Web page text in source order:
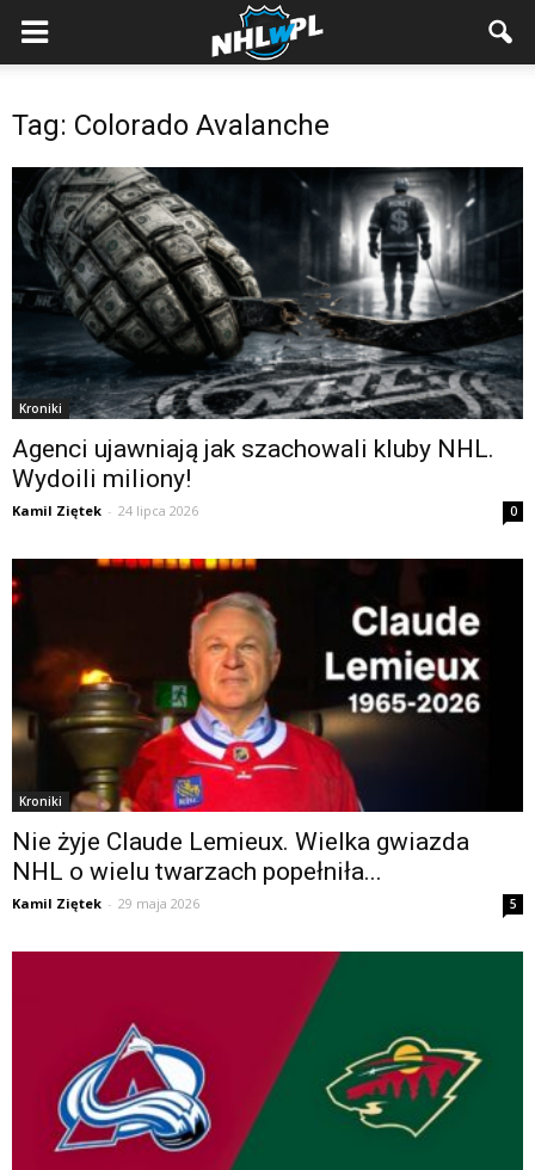
Tag: Colorado Avalanche
Kroniki
Agenci ujawniają jak szachowali kluby NHL.
Wydoili miliony!
Kamil Ziętek - 24 lipca 2026 0
Kroniki
Nie żyje Claude Lemieux. Wielka gwiazda
NHL o wielu twarzach popełniła...
Kamil Ziętek - 29 maja 2026 5